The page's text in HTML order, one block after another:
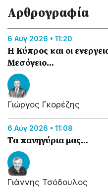
Αρθρογραφία
6 Αύγ 2026 • 11:20
Η Κύπρος και οι
Μεσόγειο…
Γιώργος Γκορέζης
6 Αύγ 2026 • 11:08
Τα πανηγύρια μας…
Γιάννης Τσόδουλος